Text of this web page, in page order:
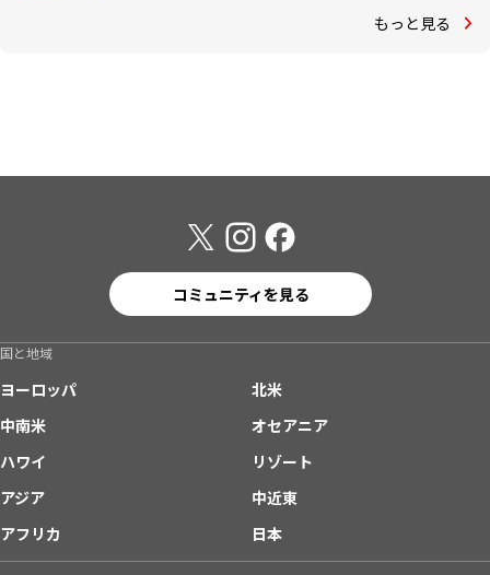
もっと見る
コミュニティを見る
国と地域
ヨーロッパ
北米
中南米
オセアニア
ハワイ
リゾート
アジア
中近東
アフリカ
日本